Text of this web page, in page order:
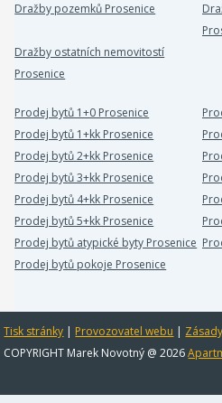
Dražby pozemků Prosenice
Dražby ostatních nemovitostí
Prosenice
Prodej bytů 1+0 Prosenice
Prodej bytů 1+kk Prosenice
Prodej bytů 2+kk Prosenice
Prodej bytů 3+kk Prosenice
Prodej bytů 4+kk Prosenice
Prodej bytů 5+kk Prosenice
Prodej bytů atypické byty Prosenice
Prodej bytů pokoje Prosenice
Tisk stránky | Provozovatel webu |
COPYRIGHT Marek Novotný @ 2026